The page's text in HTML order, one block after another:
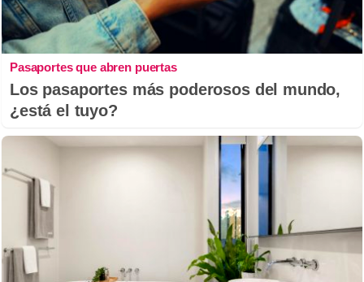
Pasaportes que abren puertas
Los pasaportes más poderosos del mundo,
¿está el tuyo?